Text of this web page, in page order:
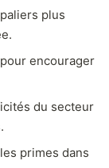
plus
encourager
du secteur
primes dans